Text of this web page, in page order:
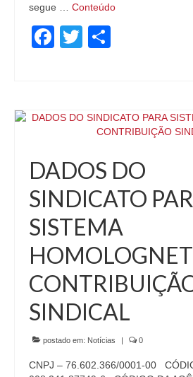
segue … Conteúdo
Facebook
Twitter
DADOS DO
SINDICATO
SISTEMA
SINDICAL
postado em: Notícias | 0
CNPJ – 76.602.366/0001-00